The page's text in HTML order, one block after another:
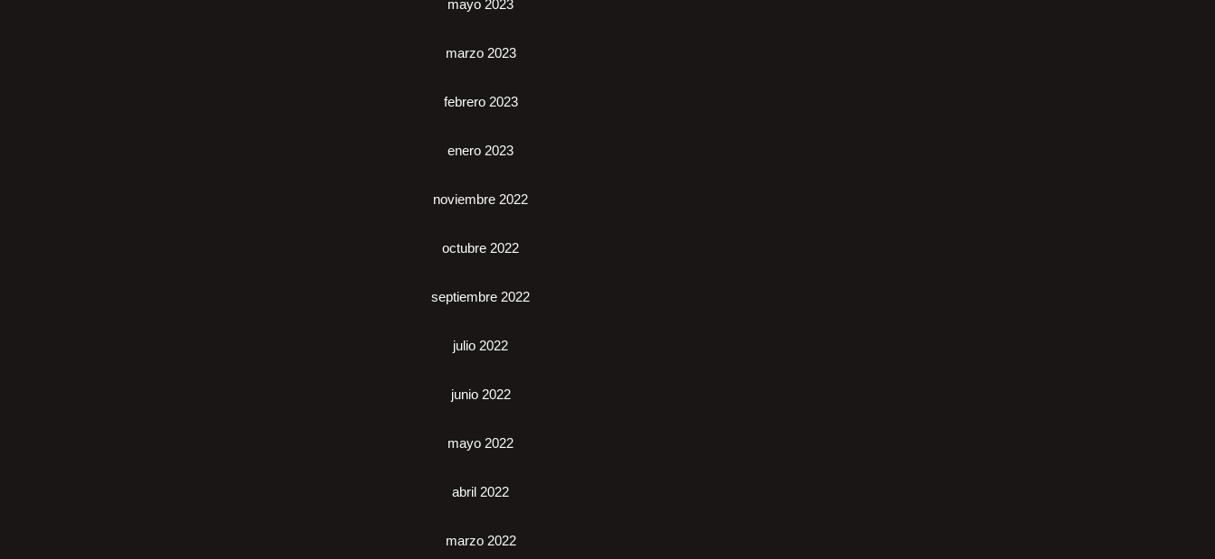
mayo 2023
marzo 2023
febrero 2023
enero 2023
noviembre 2022
octubre 2022
septiembre 2022
julio 2022
junio 2022
mayo 2022
abril 2022
marzo 2022